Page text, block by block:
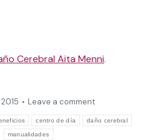
Cerebral Aita Menni.
Leave a comment
centro de día daño cerebral
manualidades